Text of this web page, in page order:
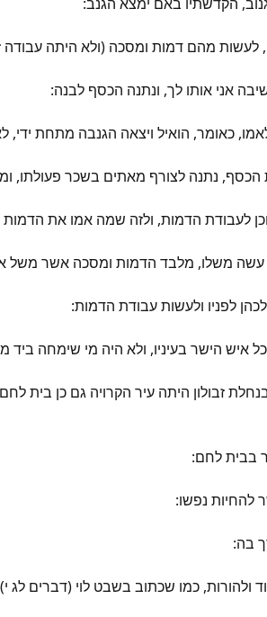
לעשות מהם דמות ומסכה (ולא היתה
אני אותו לך, ונתנה הכסף לבנה:
כאומר, הואיל ויצאה הגנבה מתחת ידי,
הכסף, נתנה לצורף מאתים בשכר פעולתו,
לעבודת הדמות, ולזה שמה אמו את
משלו, מלבד הדמות ומסכה אשר משל
לפניו ולעשות עבודת הדמות:
איש הישר בעיניו, ולא היה מי שימחה
זבולון היתה עיר הקרויה גם כן בית
בבית לחם:
להחיות נפשו:
בה:
ולהורות, כמו שכתוב בשבט לוי (דברים לג